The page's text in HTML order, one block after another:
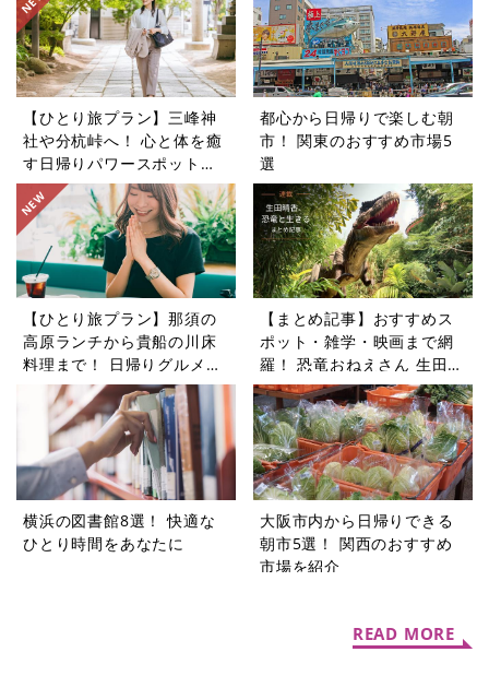
【ひとり旅プラン】三峰神
社や分杭峠へ！ 心と体を癒
す日帰りパワースポットツ
アー5選
都心から日帰りで楽しむ朝
市！ 関東のおすすめ市場5
選
【ひとり旅プラン】那須の
高原ランチから貴船の川床
料理まで！ 日帰りグルメ旅
5選
【まとめ記事】おすすめス
ポット・雑学・映画まで網
羅！ 恐竜おねえさん 生田晴
香の恐竜コラム9選
横浜の図書館8選！ 快適な
ひとり時間をあなたに
大阪市内から日帰りできる
朝市5選！ 関西のおすすめ
市場を紹介
READ MORE